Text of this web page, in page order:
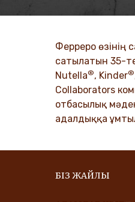
DISCOVER MORE
Ферреро өзінің
сатылатын 35-
Nutella®, Kinder®
Collaborators
отбасылық
адалдыққа
БІЗ ЖАЙЛЫ